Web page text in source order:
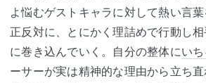
よ悩むゲストキャラに対して熱い言
正反対に、とにかく理詰めで行動し
に巻き込んでいく。自分の整体にい
ーサーが実は精神的な理由から立ち